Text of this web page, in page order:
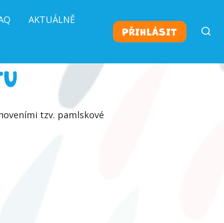
AKTUÁLNĚ
PŘIHLÁSIT
tzv. pamlskové